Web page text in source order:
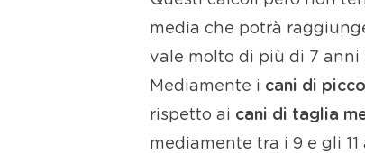
media che potrà
vale molto di più di 7
Mediamente i cani di
rispetto ai cani di taglia
mediamente tra i 9 e gli